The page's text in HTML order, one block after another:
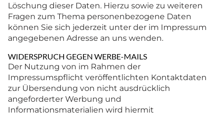
Löschung dieser Daten. Hierzu sowie zu weiteren
Fragen zum Thema personenbezogene Daten
können Sie sich jederzeit unter der im Impressum
angegebenen Adresse an uns wenden.
WIDERSPRUCH GEGEN WERBE-MAILS
Der Nutzung von im Rahmen der
Impressumspflicht veröffentlichten Kontaktdaten
zur Übersendung von nicht ausdrücklich
angeforderter Werbung und
Informationsmaterialien wird hiermit